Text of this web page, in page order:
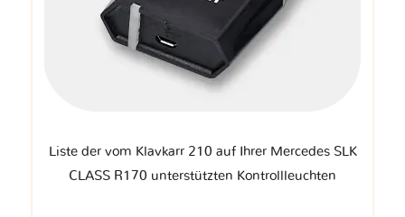
Liste der vom Klavkarr 210 auf Ihrer Mercedes SLK
CLASS R170 unterstützten Kontrollleuchten